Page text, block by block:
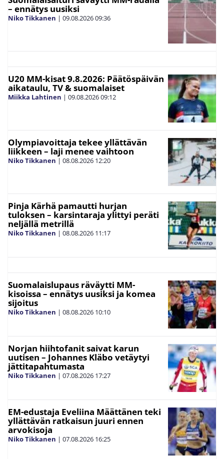
– ennätys uusiksi
Niko Tikkanen | 09.08.202609:36
U20 MM-kisat 9.8.2026: Päätöspäivän
aikataulu, TV & suomalaiset
Miikka Lahtinen | 09.08.202609:12
Olympiavoittaja tekee yllättävän
liikkeen – laji menee vaihtoon
Niko Tikkanen | 08.08.2026 12:20
Pinja Kärhä pamautti hurjan
tuloksen – karsintaraja ylittyi peräti
neljällä metrillä
Niko Tikkanen | 08.08.2026 11:17
Suomalaislupaus räväytti MM-
kisoissa – ennätys uusiksi ja komea
sijoitus
Niko Tikkanen | 08.08.2026 10:10
Norjan hiihtofanit saivat karun
uutisen – Johannes Kläbo vetäytyi
jättitapahtumasta
Niko Tikkanen | 07.08.2026 17:27
EM-edustaja Eveliina Määttänen teki
yllättävän ratkaisun juuri ennen
arvokisoja
Niko Tikkanen | 07.08.2026 16:25